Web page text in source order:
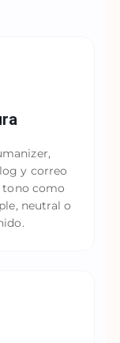
y correo
tono como
neutral o